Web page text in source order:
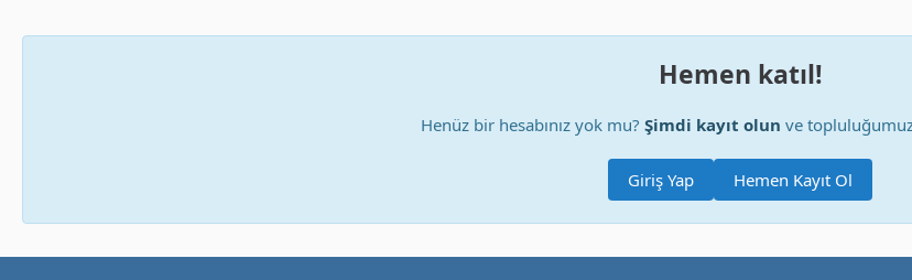
Hemen katıl!
Henüz bir hesabınız yok mu? Şimdi kayıt olun ve
Hemen Kayıt Ol
Giriş Yap